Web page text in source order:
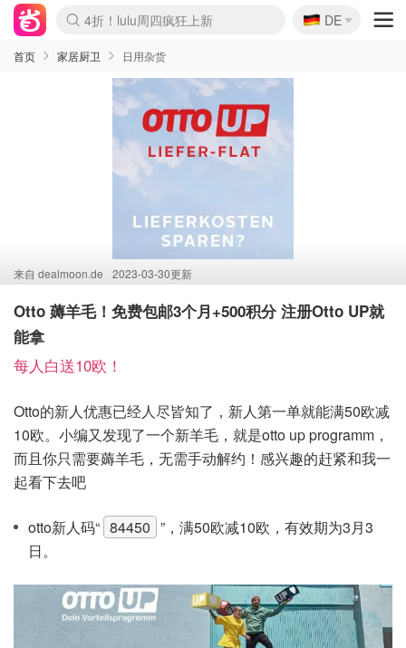
Boticinal 夏促开抢！
4折！lulu周四疯狂上新
还没结束！&OtherStories大促
Joybuy变相75折 随时失效
速领！Stanley独家85折
疑似霸哥！Camper额外叠85折
Zalando 奥莱闪促！每日更新
Moncler反季囤！5折起+叠9折
Coach Brooklyn仅€192
🇩🇪
DE
首页 家居厨卫 日用杂货
来自 dealmoon.de 2023-03-30更新
Otto 薅羊毛！免费包邮3个月+500积分 注册Otto UP就
能拿
每人白送10欧！
Otto的新人优惠已经人尽皆知了，新人第一单就能满50欧减
10欧。小编又发现了一个新羊毛，就是otto up programm，
而且你只需要薅羊毛，无需手动解约！感兴趣的赶紧和我一
起看下去吧
otto新人码“ 84450 ”，满50欧减10欧，有效期为3月3
日。